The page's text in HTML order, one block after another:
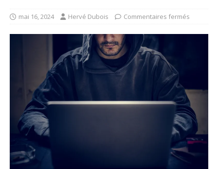
mai 16, 2024 Hervé Dubois Commentaires fermés